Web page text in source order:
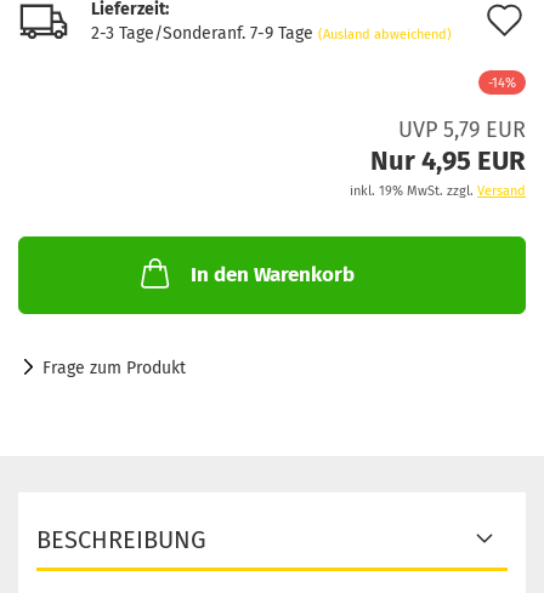
Lieferzeit:
2-3 Tage/Sonderanf. 7-9 Tage (Ausland abweichend)
-14%
UVP 5,79 EUR
Nur 4,95 EUR
inkl. 19% MwSt. zzgl. Versand
In den Warenkorb
Frage zum Produkt
BESCHREIBUNG